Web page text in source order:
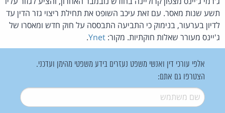
תשע שנות מאסר. עם זאת עיכב השופט את תחילת ריצוי גזר הדין עד
לדיון בערעור, בנימוק כי התביעה התבססה על חוק חדש ומאסרו של
ג'יינס מעורר שאלות חוקתיות. מקור: Ynet
.
אלפי עורכי דין ואנשי משפט נעזרים בידע משפטי מהימן ועדכני.
הצטרפו גם אתם:
שם משתמש*